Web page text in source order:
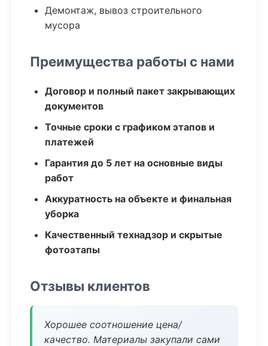
Демонтаж, вывоз строительного
мусора
Преимущества работы с нами
Договор и полный пакет закрывающих
документов
Точные сроки с графиком этапов и
платежей
Гарантия до 5 лет на основные виды
работ
Аккуратность на объекте и финальная
уборка
Качественный технадзор и скрытые
фотоэтапы
Отзывы клиентов
Хорошее соотношение цена/
качество. Материалы закупали сами